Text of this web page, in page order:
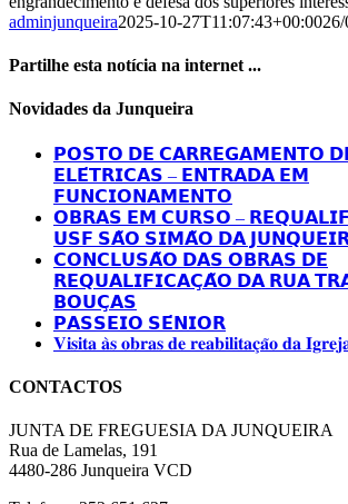
adminjunqueira2025-10-27T11:07:43+00:00
Partilhe esta notícia na internet ...
Facebook
X
LinkedIn
Tumblr
Pinterest
Email
publicado)
Novidades da Junqueira
𝗣𝗢𝗦𝗧𝗢 𝗗𝗘 𝗖𝗔𝗥𝗥𝗘𝗚𝗔𝗠𝗘𝗡𝗧𝗢
𝗘𝗟𝗘́𝗧𝗥𝗜𝗖𝗔𝗦 – 𝗘𝗡𝗧𝗥𝗔𝗗𝗔 𝗘𝗠
𝗙𝗨𝗡𝗖𝗜𝗢𝗡𝗔𝗠𝗘𝗡𝗧𝗢
𝗢𝗕𝗥𝗔𝗦 𝗘𝗠 𝗖𝗨𝗥𝗦𝗢 –
𝗨𝗦𝗙 𝗦𝗔̃𝗢 𝗦𝗜𝗠𝗔̃𝗢 𝗗𝗔
𝗖𝗢𝗡𝗖𝗟𝗨𝗦𝗔̃𝗢 𝗗𝗔𝗦 𝗢𝗕𝗥𝗔𝗦 𝗗𝗘
𝗥𝗘𝗤𝗨𝗔𝗟𝗜𝗙𝗜𝗖𝗔𝗖̧𝗔̃𝗢 𝗗𝗔 𝗥𝗨𝗔
𝗕𝗢𝗨𝗖̧𝗔𝗦
𝗣𝗔𝗦𝗦𝗘𝗜𝗢 𝗦𝗘́𝗡𝗜𝗢𝗥
𝐕𝐢𝐬𝐢𝐭𝐚 𝐚̀𝐬 𝐨𝐛𝐫𝐚𝐬 𝐝𝐞 𝐫𝐞𝐚𝐛𝐢𝐥𝐢𝐭𝐚𝐜̧𝐚̃𝐨 𝐝𝐚
CONTACTOS
JUNTA DE FREGUESIA DA JUNQUEIRA
Rua de Lamelas, 191
4480-286 Junqueira VCD